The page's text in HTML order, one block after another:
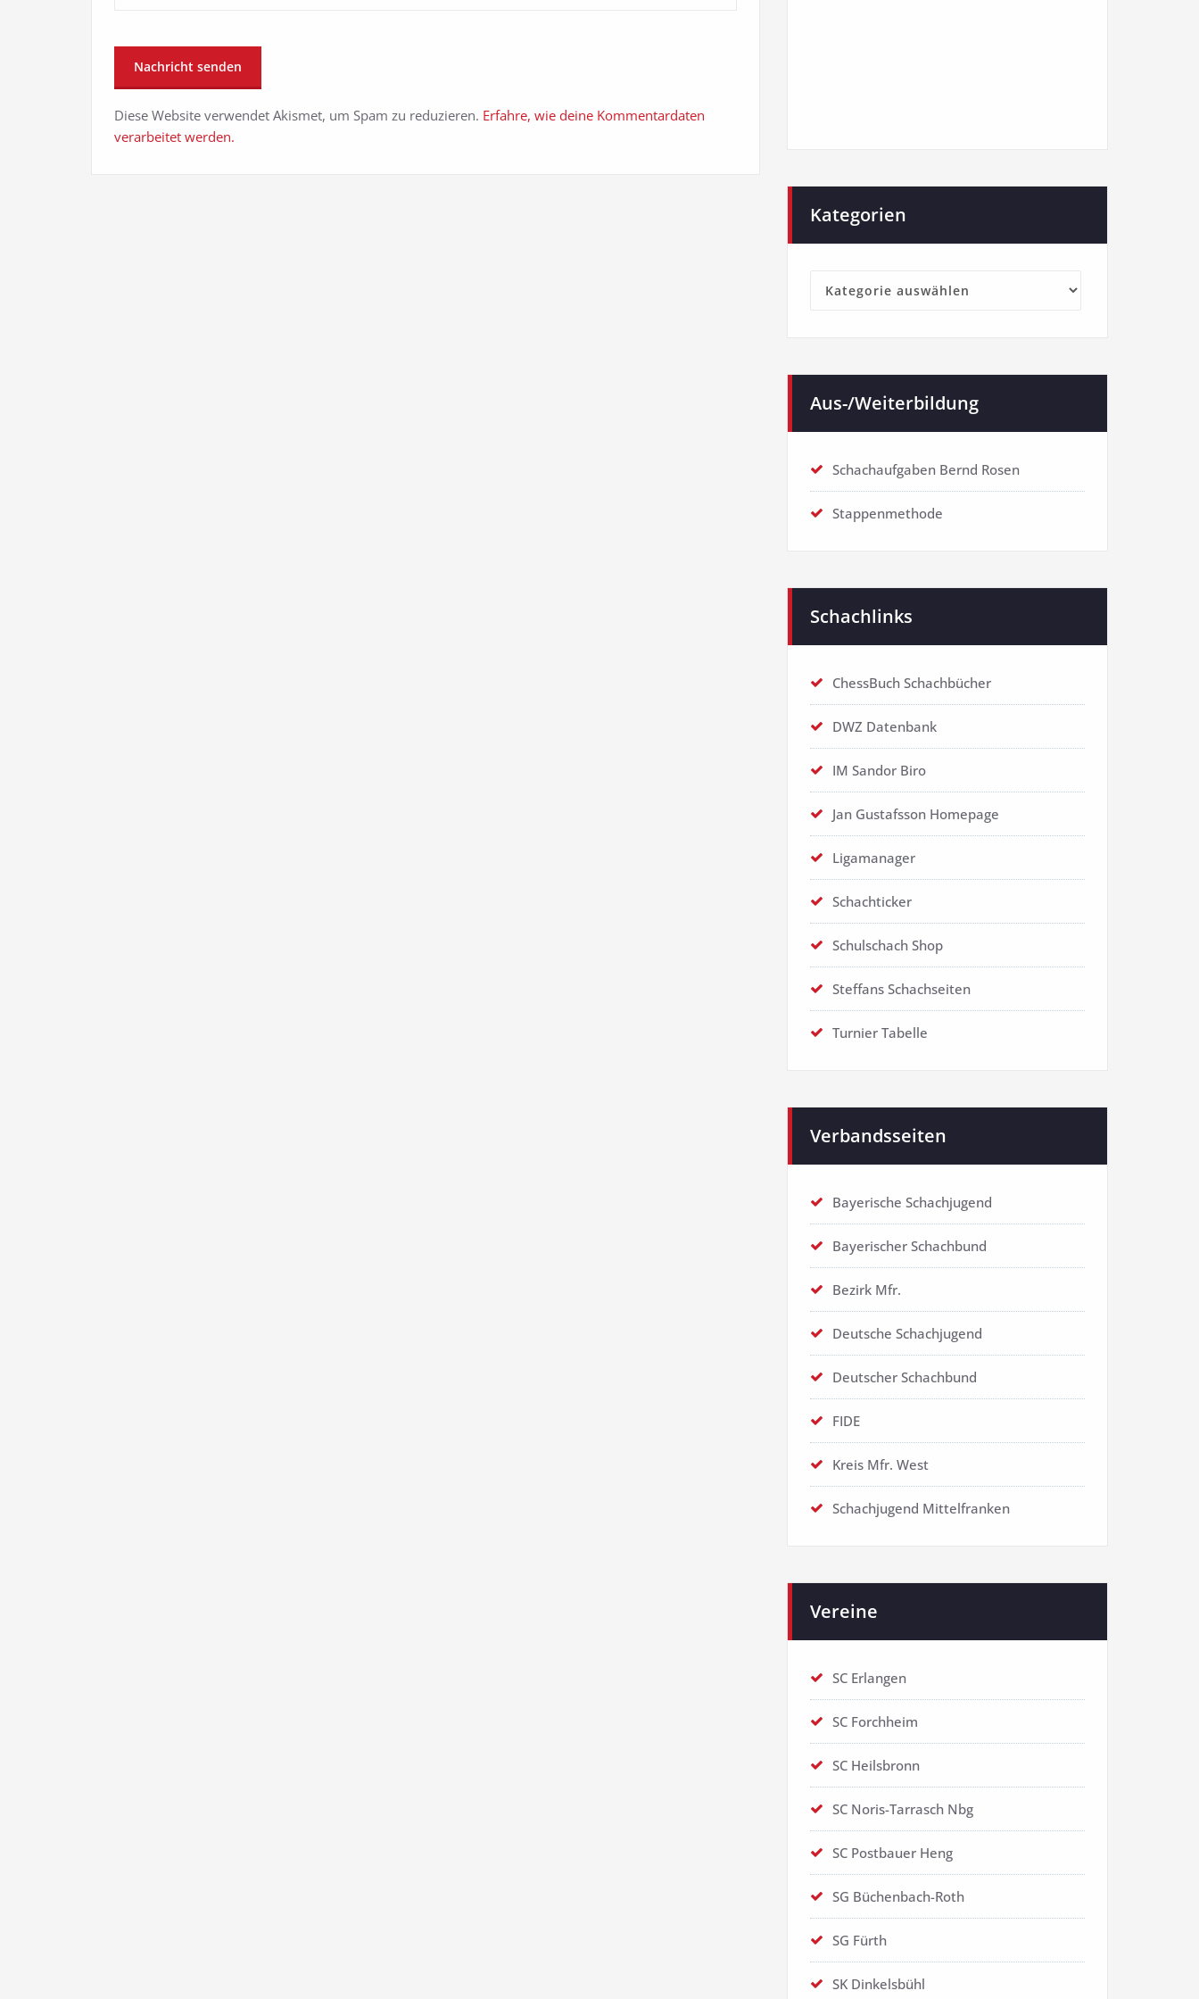
Diese Website verwendet Akismet, um Spam zu reduzieren. Erfahre, wie deine Kommentardaten
verarbeitet werden.
Kategorien
Kategorien
Aus-/Weiterbildung
Schachaufgaben Bernd Rosen
Stappenmethode
Schachlinks
ChessBuch Schachbücher
DWZ Datenbank
IM Sandor Biro
Jan Gustafsson Homepage
Ligamanager
Schachticker
Schulschach Shop
Steffans Schachseiten
Turnier Tabelle
Verbandsseiten
Bayerische Schachjugend
Bayerischer Schachbund
Bezirk Mfr.
Deutsche Schachjugend
Deutscher Schachbund
FIDE
Kreis Mfr. West
Schachjugend Mittelfranken
Vereine
SC Erlangen
SC Forchheim
SC Heilsbronn
SC Noris-Tarrasch Nbg
SC Postbauer Heng
SG Büchenbach-Roth
SG Fürth
SK Dinkelsbühl